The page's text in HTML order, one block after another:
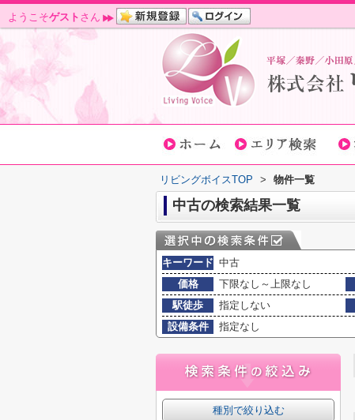
ようこそゲスト さん
リビングボイスTOP > 物件一覧
中古の検索結果一覧
キーワード 中古
価格
下限なし～上限なし
駅徒歩
指定しない
設備条件
指定なし
種別で絞り込む